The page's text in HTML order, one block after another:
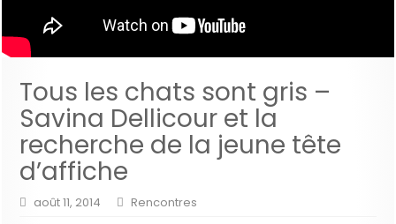
Tous les chats sont gris –
Savina Dellicour et la
recherche de la jeune tête
d’affiche
août 11, 2014
Rencontres